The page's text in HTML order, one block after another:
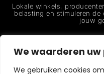
We waarderen
We gebruiken cookies
Lokale winkels,
belasting en stimuleren de
jouw
Juridische
CERTIFICERING